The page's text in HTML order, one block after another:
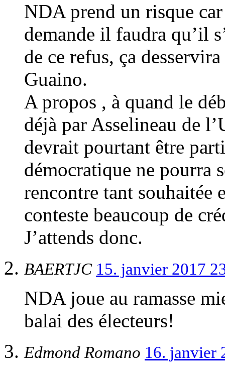
NDA prend un risque car
demande il faudra qu’il
de ce refus, ça
Guaino.
A propos , à quand le
déjà par Asselineau de
devrait pourtant être
démocratique ne pourra
rencontre tant souhaitée
conteste beaucoup de
J’attends donc.
BAERTJC 15. janvier 2017
NDA joue au ramasse
balai des électeurs!
Edmond Romano 16. janvier